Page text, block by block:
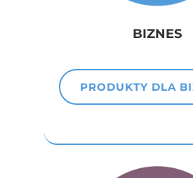
BIZNES
PRODUKTY DLA